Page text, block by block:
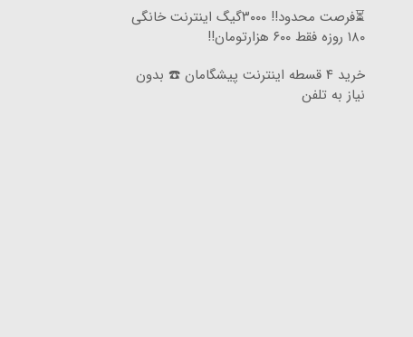
⏳فرصت محدود!! ۳۰۰۰گیگ اینترنت خانگی
۱۸۰ روزه فقط ۶۰۰ هزارتومان!!
خرید ۴ قسطه اینترنت پیشگامان ☎️ بدون
نیاز به تلفن